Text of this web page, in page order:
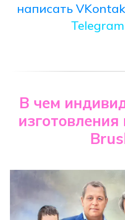
написать
Telegram
В чем